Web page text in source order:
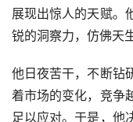
展现出惊人的天赋。
锐的洞察力，仿佛天
他日夜苦干，不断钻
着市场的变化，竞争
足以应对。于是，他